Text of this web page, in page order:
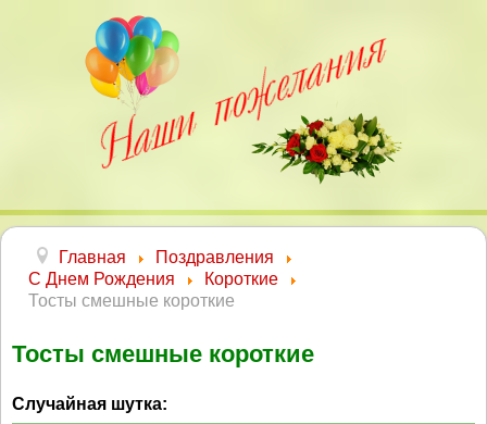
Главная
Поздравления
С Днем Рождения
Короткие
Тосты смешные короткие
Тосты смешные короткие
Случайная шутка: